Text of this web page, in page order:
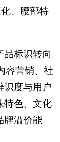
、腰部特
品标识转向
容营销、社
识度与用户
特色、文化
牌溢价能